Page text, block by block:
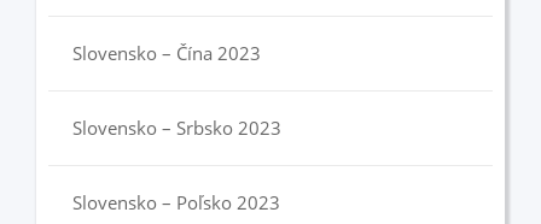
Slovensko – Čína 2023
Slovensko – Srbsko 2023
Slovensko – Poľsko 2023